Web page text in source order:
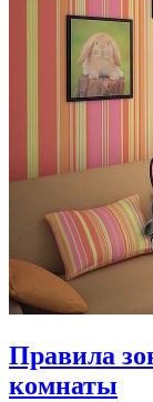
Правила
комнаты